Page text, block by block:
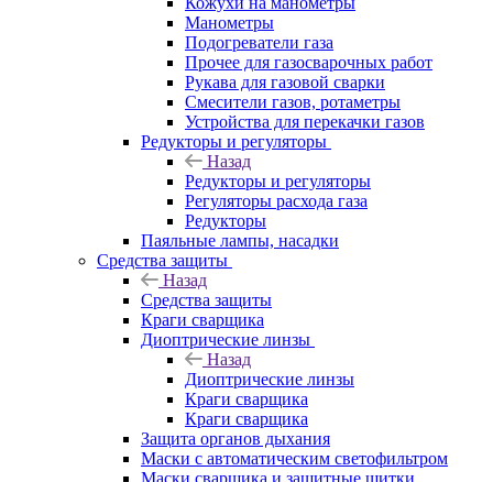
Манометры
Подогреватели газа
Прочее для газосварочных работ
Рукава для газовой сварки
Смесители газов, ротаметры
Устройства для перекачки газов
Редукторы и регуляторы
Назад
Редукторы и регуляторы
Регуляторы расхода газа
Редукторы
Паяльные лампы, насадки
Средства защиты
Назад
Средства защиты
Краги сварщика
Диоптрические линзы
Назад
Диоптрические линзы
Краги сварщика
Краги сварщика
Защита органов дыхания
Маски с автоматическим светофильтром
Маски сварщика и защитные щитки